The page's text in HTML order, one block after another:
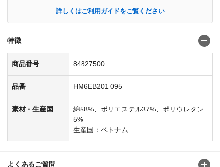
詳しくはご利用ガイドをご覧ください
特徴
商品番号 84827500
品番 HM6EB201 095
素材・生産国
綿58%、ポリエステル37%、ポリウレタン
5%
生産国：ベトナム
よくあるご質問